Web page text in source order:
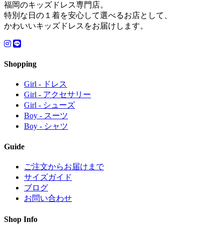
福岡のキッズドレス専門店。
特別な日の１着を安心して選べるお店として、
かわいいキッズドレスをお届けします。
Shopping
Girl - ドレス
Girl - アクセサリー
Girl - シューズ
Boy - スーツ
Boy - シャツ
Guide
ご注文からお届けまで
サイズガイド
ブログ
お問い合わせ
Shop Info